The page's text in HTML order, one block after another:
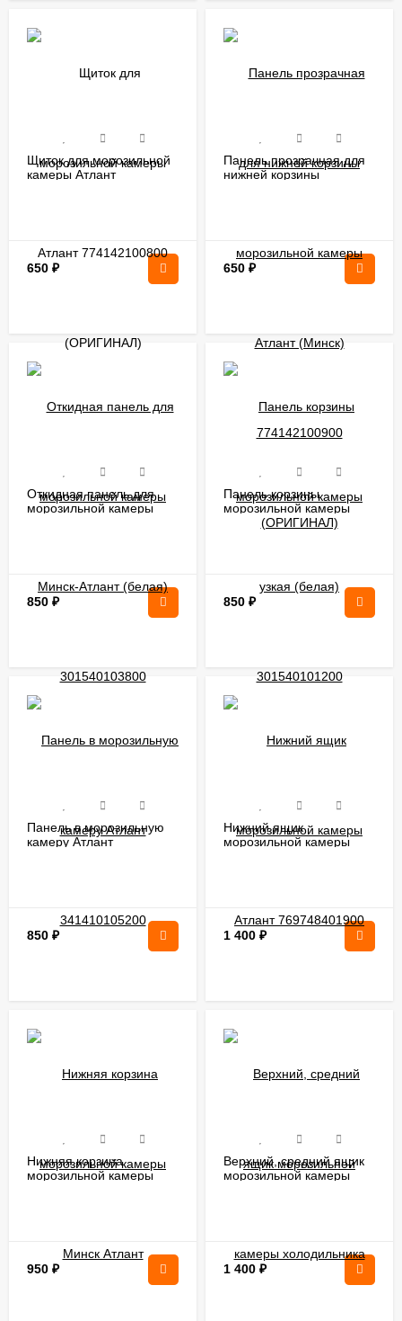
Щиток для морозильной
камеры Атлант
650 ₽
Панель прозрачная для
нижней корзины
650 ₽
Откидная панель для
морозильной камеры
850 ₽
Панель корзины
морозильной камеры
узкая (белая)
850 ₽
Панель в морозильную
камеру Атлант
850 ₽
Нижний ящик
морозильной камеры
1 400 ₽
Нижняя корзина
морозильной камеры
950 ₽
Верхний, средний ящик
морозильной камеры
1 400 ₽